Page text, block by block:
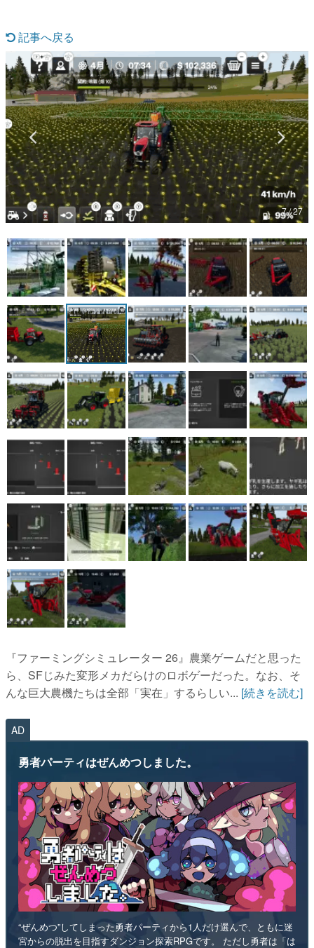
なんでゲームは面白い？
ゲーム開発者・hamatsu氏がゲームの魅力を画面や操作の
具体的な形から解き明かしていく、硬派で骨太な評論連載
です。
ゲームが変えた日本語
「経験値」「裏技」「ラスボス」… ゲームにまつわる言葉
の起源や用法の変遷を、コンピューター文化史研究家・タ
イニーP氏が徹底調査。
カテゴリ
マンガ
女性向け
アプリレビュー
その他
電ファミニコゲーマーとは？
運営：株式会社マレ
記事へ戻る
7 / 27
『ファーミングシミュレーター 26』農業ゲームだと思った
ら、SFじみた変形メカだらけのロボゲーだった。なお、そ
んな巨大農機たちは全部「実在」するらしい... [続きを読む]
AD
勇者パーティはぜんめつしました。
“ぜんめつ”してしまった勇者パーティから1人だけ選んで、ともに迷
宮からの脱出を目指すダンジョン探索RPGです。 ただし勇者は「は